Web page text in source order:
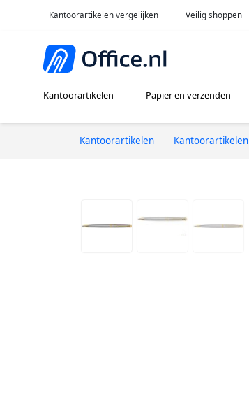
Kantoorartikelen vergelijken Veilig shoppen
Kantoorartikelen Papier en verzenden
Kantoorartikelen Kantoorartikelen